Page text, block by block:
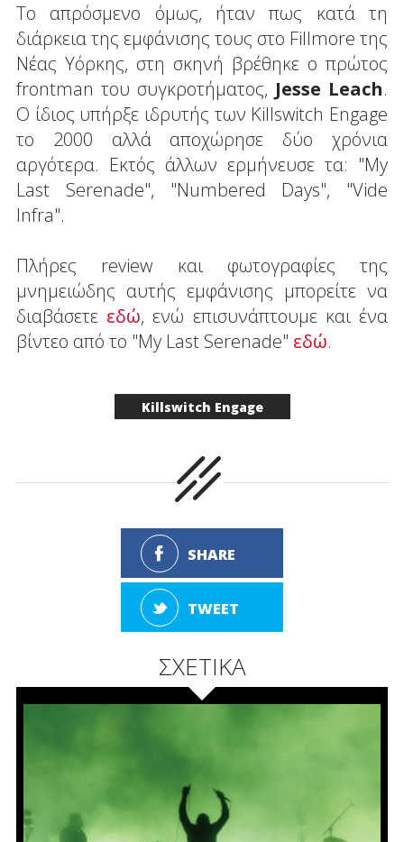
To απρόσμενο όμως, ήταν πως κατά τη
διάρκεια της εμφάνισης τους στο Fillmore της
Νέας Υόρκης, στη σκηνή βρέθηκε ο πρώτος
frontman του συγκροτήματος, Jesse Leach.
Ο ίδιος υπήρξε ιδρυτής των Killswitch Engage
το 2000 αλλά αποχώρησε δύο χρόνια
αργότερα. Εκτός άλλων ερμήνευσε τα: "My
Last Serenade", "Numbered Days", "Vide
Infra".
Πλήρες review και φωτογραφίες της
μνημειώδης αυτής εμφάνισης μπορείτε να
διαβάσετε εδώ, ενώ επισυνάπτουμε και ένα
βίντεο από το "My Last Serenade" εδώ.
Killswitch Engage
SHARE
TWEET
ΣΧΕΤΙΚΑ